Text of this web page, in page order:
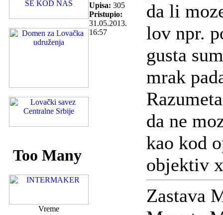
Vreme
Upisa: 305
Pristupio:
31.05.2013.
16:57
da li
lov npr.
gusta
mrak
da ne
kao kod
objektiv
Zastava